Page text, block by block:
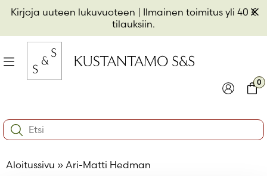
Kirjoja uuteen lukuvuoteen | Ilmainen toimitus yli 40 €
tilauksiin.
Hyppää
sisältöön
Valikko
0
Search:
Aloitussivu » Ari-Matti Hedman